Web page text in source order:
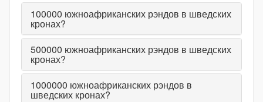
100000 южноафриканских рэндов в шведских
кронах?
500000 южноафриканских рэндов в шведских
кронах?
1000000 южноафриканских рэндов в
шведских кронах?